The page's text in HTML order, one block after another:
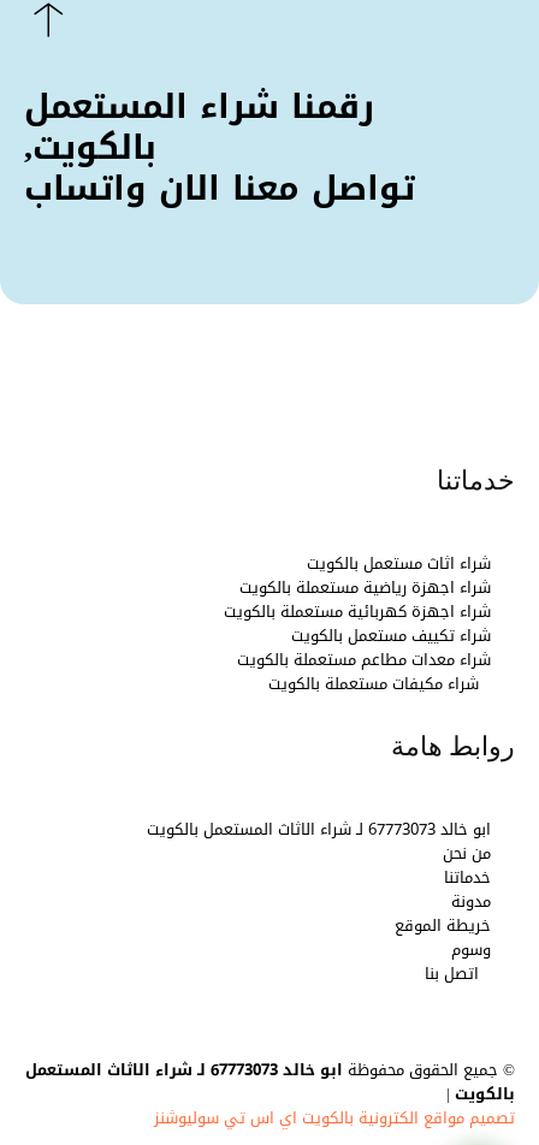
رقمنا شراء المستعمل
بالكويت,
تواصل معنا الان واتساب
خدماتنا
شراء اثاث مستعمل بالكويت
شراء اجهزة رياضية مستعملة بالكويت
شراء اجهزة كهربائية مستعملة بالكويت
شراء تكييف مستعمل بالكويت
شراء معدات مطاعم مستعملة بالكويت
شراء مكيفات مستعملة بالكويت
روابط هامة
ابو خالد 67773073 لـ شراء الاثاث المستعمل بالكويت
من نحن
خدماتنا
مدونة
خريطة الموقع
وسوم
اتصل بنا
© جميع الحقوق محفوظة
ابو خالد 67773073 لـ شراء الاثاث المستعمل
بالكويت |
تصميم مواقع الكترونية بالكويت اي اس تي سوليوشنز